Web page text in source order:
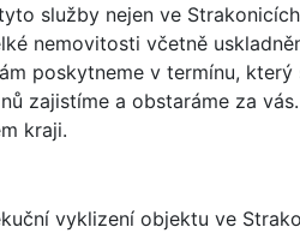
služby nejen ve
nemovitosti včetně
poskytneme v termínu, který
zajistíme a obstaráme za
kraji.
vyklizení objektu ve